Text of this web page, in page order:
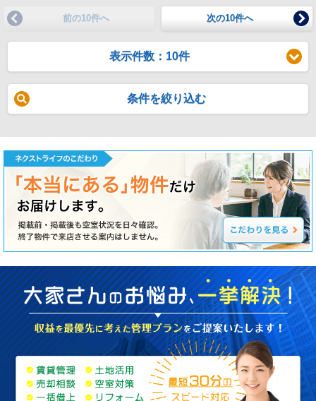
前の10件へ 次の10件へ
表示件数：10件
条件を絞り込む